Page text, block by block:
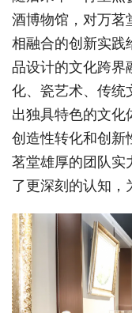
酒博物馆，对万茗
相融合的创新实践
品设计的文化跨界
化、瓷艺术、传统
出独具特色的文化
创造性转化和创新
茗堂雄厚的团队实
了更深刻的认知，